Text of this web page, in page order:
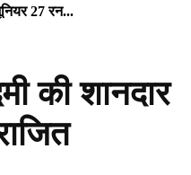
27 रन...
की शानदार